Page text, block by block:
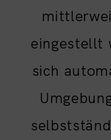
eingestellt
sich